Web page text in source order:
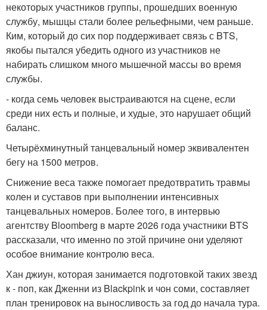
некоторых участников группы, прошедших военную
службу, мышцы стали более рельефными, чем раньше.
Ким, который до сих пор поддерживает связь с BTS,
якобы пытался убедить одного из участников не
набирать слишком много мышечной массы во время
службы.
- когда семь человек выстраиваются на сцене, если
среди них есть и полные, и худые, это нарушает общий
баланс.
Четырёхминутный танцевальный номер эквивалентен
бегу на 1500 метров.
Снижение веса также помогает предотвратить травмы
колен и суставов при выполнении интенсивных
танцевальных номеров. Более того, в интервью
агентству Bloomberg в марте 2026 года участники BTS
рассказали, что именно по этой причине они уделяют
особое внимание контролю веса.
Хан джиун, которая занимается подготовкой таких звезд
к - поп, как Дженни из Blackpink и чон соми, составляет
план тренировок на выносливость за год до начала тура.